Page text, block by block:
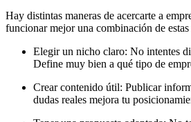
Hay distintas maneras de acercarte a
funcionar mejor una combinación de estas
Elegir un nicho claro: No intentes
Define muy bien a qué tipo de
Crear contenido útil: Publicar
dudas reales mejora tu